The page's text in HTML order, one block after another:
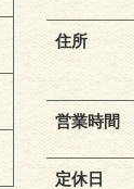
住所
営業時間
定休日